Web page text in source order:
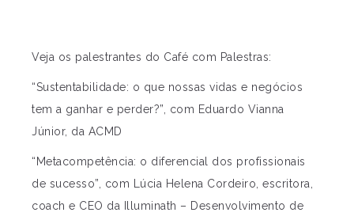
Veja os palestrantes do Café com Palestras:
“Sustentabilidade: o que nossas vidas e negócios
tem a ganhar e perder?”, com Eduardo Vianna
Júnior, da ACMD
“Metacompetência: o diferencial dos profissionais
de sucesso”, com Lúcia Helena Cordeiro, escritora,
coach e CEO da Illuminath – Desenvolvimento de